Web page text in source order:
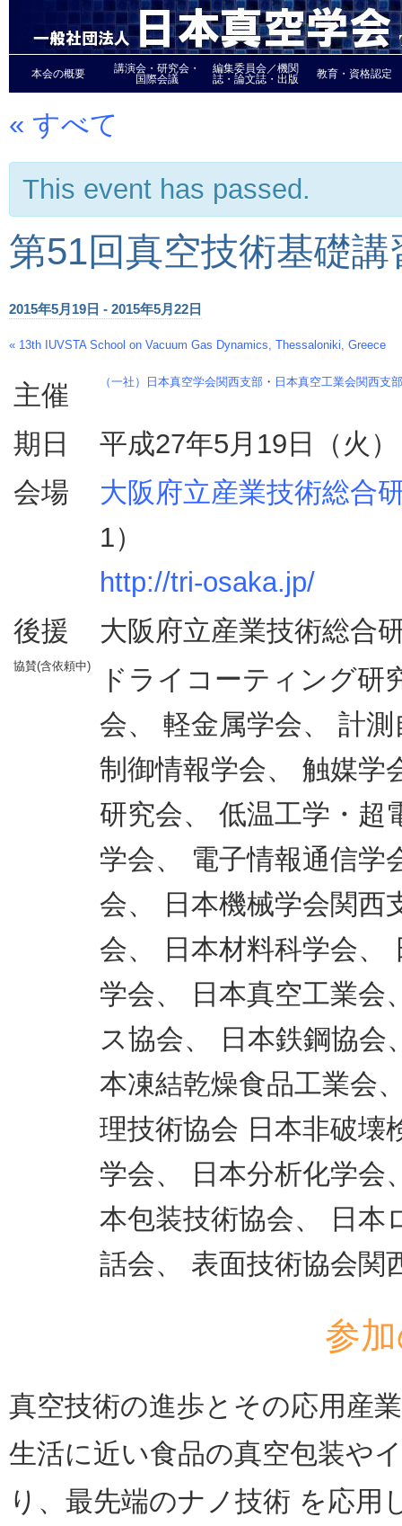
本会の概要
講演会・研究会・
国際会議
編集委員会／機関
誌・論文誌・出版
教育・資格認定
« すべて
This event has passed.
第51回真空技術基礎
2015年5月19日 - 2015年5月22日
Event
« 13th IUVSTA School on Vacuum Gas Dynamics, Thessaloniki, Greece
主催 （一社）日本真空学会関西支部 ・ 日本真空工業会関西支部
期日
平成27年5月19日（火
会場
大阪府立産業技術総合
1）
http://tri-osaka.jp/
後援
大阪府立産業技術総合
協賛(含依頼中)
ドライコーティング研
会、 軽金属学会、 計
制御情報学会、 触媒学
研究会、 低温工学・超
学会、 電子情報通信学
会、 日本機械学会関西
会、 日本材料科学会、
学会、 日本真空工業会
ス協会、 日本鉄鋼協会
本凍結乾燥食品工業会
理技術協会 日本非破壊
学会、 日本分析化学会
本包装技術協会、 日
話会、 表面技術協会関
参
真空技術の進歩とその応用産
生活に近い食品の真空包装や
り、最先端のナノ技術 を応用